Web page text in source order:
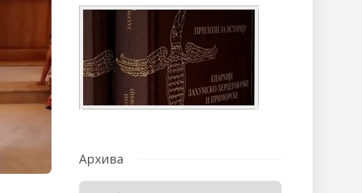
Архива